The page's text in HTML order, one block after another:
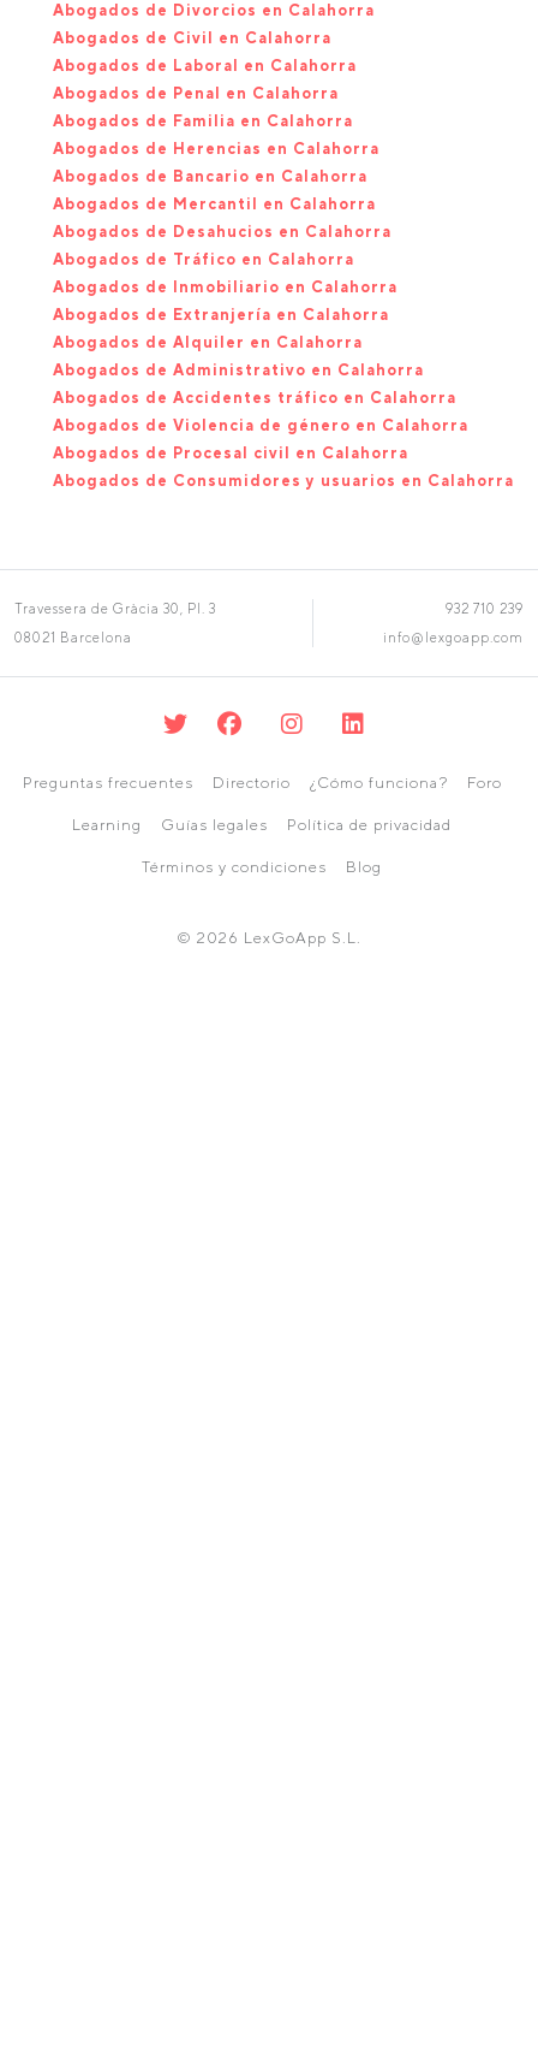
Abogados de Divorcios en Calahorra
Abogados de Civil en Calahorra
Abogados de Laboral en Calahorra
Abogados de Penal en Calahorra
Abogados de Familia en Calahorra
Abogados de Herencias en Calahorra
Abogados de Bancario en Calahorra
Abogados de Mercantil en Calahorra
Abogados de Desahucios en Calahorra
Abogados de Tráfico en Calahorra
Abogados de Inmobiliario en Calahorra
Abogados de Extranjería en Calahorra
Abogados de Alquiler en Calahorra
Abogados de Administrativo en Calahorra
Abogados de Accidentes tráfico en Calahorra
Abogados de Violencia de género en Calahorra
Abogados de Procesal civil en Calahorra
Abogados de Consumidores y usuarios en Calahorra
Travessera de Gràcia 30, Pl. 3
08021 Barcelona
932 710 239
info@lexgoapp.com
Preguntas frecuentes Directorio ¿Cómo funciona? Foro
Learning Guías legales Política de privacidad
Términos y condiciones Blog
© 2026 LexGoApp S.L.